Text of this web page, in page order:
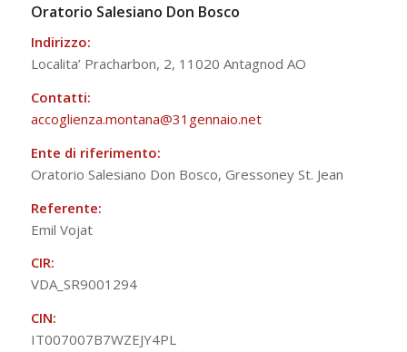
Oratorio Salesiano Don Bosco
Indirizzo:
Localita’ Pracharbon, 2, 11020 Antagnod AO
Contatti:
accoglienza.montana@31gennaio.net
Ente di riferimento:
Oratorio Salesiano Don Bosco, Gressoney St. Jean
Referente:
Emil Vojat
CIR:
VDA_SR9001294
CIN:
IT007007B7WZEJY4PL